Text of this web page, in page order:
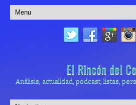
El Rincón del
Análisis, actualidad, podcast, listas,